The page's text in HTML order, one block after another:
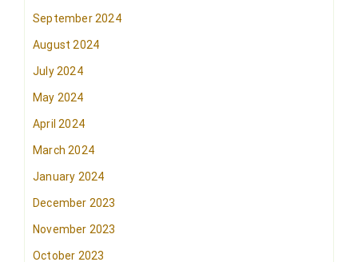
September 2024
August 2024
July 2024
May 2024
April 2024
March 2024
January 2024
December 2023
November 2023
October 2023